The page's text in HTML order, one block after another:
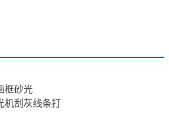
框砂光
机刮灰线条打